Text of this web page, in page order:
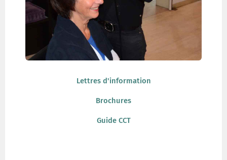
Lettres d'information
Brochures
Guide CCT